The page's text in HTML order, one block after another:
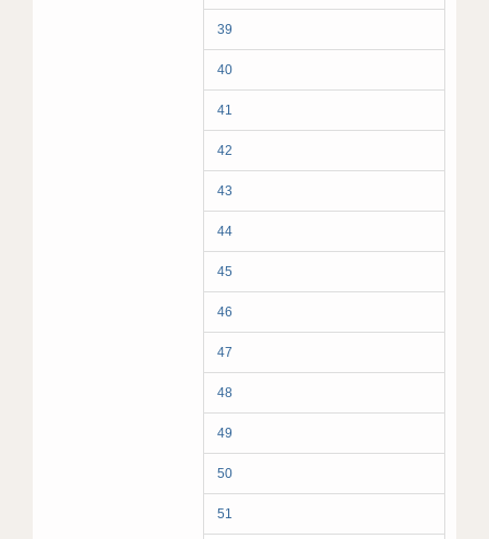
39
40
41
42
43
44
45
46
47
48
49
50
51